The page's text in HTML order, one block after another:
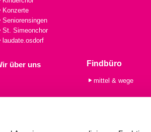
Konzerte
Seniorensingen
St. Simeonchor
laudate.osdorf
über uns Findbüro
mittel & wege